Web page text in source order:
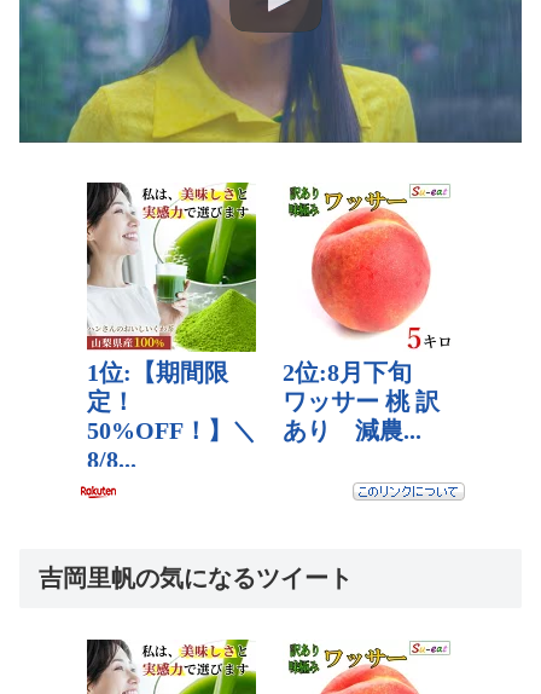
吉岡里帆の気になるツイート